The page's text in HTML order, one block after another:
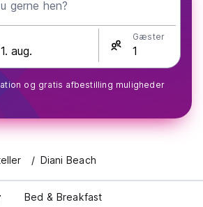
gerne hen?
Gæster
og gratis afbestilling muligheder
Diani Beach
Bed & Breakfast